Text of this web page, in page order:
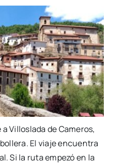
Villoslada de Cameros,
El viaje encuentra
Si la ruta empezó en la